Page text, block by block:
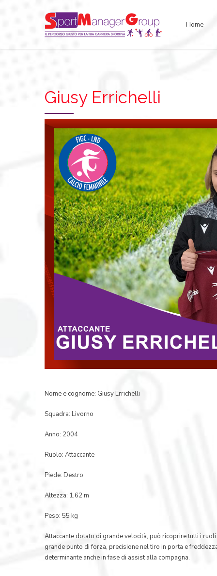
Home
Giusy Errichelli
Nome e cognome: Giusy Errichelli
Squadra: Livorno
Anno: 2004
Ruolo: Attaccante
Piede: Destro
Altezza: 1,62 m
Peso: 55 kg
Attaccante dotato di grande velocità, può ricoprire tutti i
grande punto di forza, precisione nel tiro in porta e
determinante anche in fase di assist alla compagna.